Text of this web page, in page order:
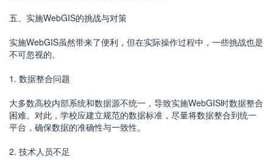
五、实施WebGIS的挑战与对策
实施WebGIS虽然带来了便利，但在实际操作过程中，一些挑战也是
不可忽视的。
1. 数据整合问题
大多数高校内部系统和数据源不统一，导致实施WebGIS时数据整合
困难。对此，学校应建立规范的数据标准，尽量将数据整合到统一
平台，确保数据的准确性与一致性。
2. 技术人员不足